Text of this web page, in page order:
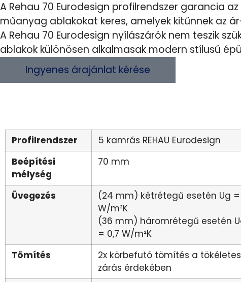
A Rehau 70 Eurodesign profilrendszer garancia
műanyag ablakokat keres, amelyek kitűnnek az
A Rehau 70 Eurodesign nyílászárók nem teszik
ablakok különösen alkalmasak modern stílusú
Ingyenes árajánlat kérése
Profilrendszer 5 kamrás REHAU Eurodesign
Beépítési
mélység
70 mm
Üvegezés
(24 mm) kétrétegű esetén Ug =
W/m²K
(36 mm) háromrétegű esetén
= 0,7 W/m²K
Tömítés
2x körbefutó tömítés a tökéletes
zárás érdekében